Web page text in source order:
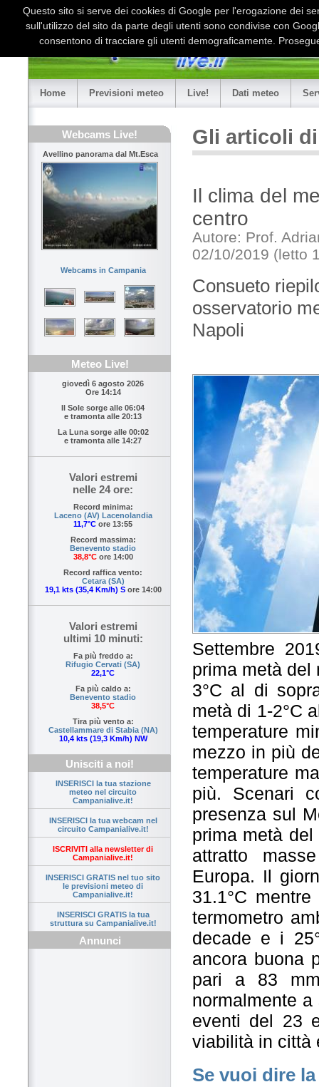
Home Previsioni meteo Live! Dati meteo
Webcams Live!
Avellino panorama dal Mt.Esca
Webcams in Campania
Meteo Live!
giovedì 6 agosto 2026
Ore 14:14
Il Sole sorge alle 06:04
e tramonta alle 20:13
La Luna sorge alle 00:02
e tramonta alle 14:27
Valori estremi
nelle 24 ore:
Record minima:
Laceno (AV) Lacenolandia
11,7°C ore 13:55
Record massima:
Benevento stadio
38,8°Core 14:00
Record raffica vento:
Cetara (SA)
19,1 kts (35,4 Km/h) Sore 14:00
Valori estremi
ultimi 10 minuti:
Fa più freddo a:
Rifugio Cervati (SA)
22,1°C
Fa più caldo a:
Benevento stadio
38,5°C
Tira più vento a:
Castellammare di Stabia (NA)
10,4 kts (19,3 Km/h) NW
Unisciti a noi!
INSERISCI la tua stazione
meteo nel circuito
Campanialive.it!
INSERISCI la tua webcam nel
circuito Campanialive.it!
ISCRIVITI alla newsletter di
Campanialive.it!
INSERISCI GRATIS nel tuo sito
le previsioni meteo di
Campanialive.it!
INSERISCI GRATIS la tua
struttura su Campanialive.it!
Annunci
Gli articoli
Il clima del
centro
Autore: Prof.
02/10/2019 (letto
Consueto
osservatorio
Napoli
Settembre
prima metà del
3°C al di
metà di 1-2°C
temperature
mezzo in più
temperature
più. Scenari
presenza sul
prima metà
attratto
Europa. Il
31.1°C
termometro
decade e i
ancora buona
pari a 83
normalmente
eventi del 23
viabilità in città
Se vuoi dire
Questo sito si serve dei cookies di Google per l'erogazione dei
sull'utilizzo del sito da parte degli utenti sono condivise con
consentono di tracciare gli utenti demograficamente.